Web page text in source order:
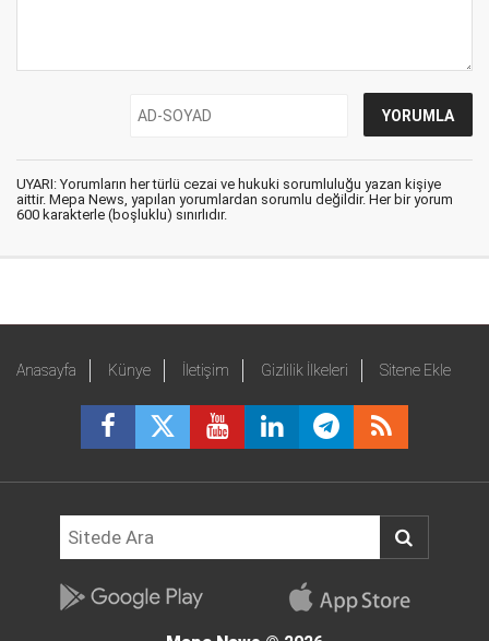
UYARI: Yorumların her türlü cezai ve hukuki sorumluluğu yazan kişiye
aittir. Mepa News, yapılan yorumlardan sorumlu değildir. Her bir yorum
600 karakterle (boşluklu) sınırlıdır.
Anasayfa Künye İletişim Gizlilik İlkeleri Sitene Ekle